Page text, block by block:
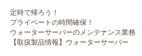
定時で帰ろう！
プライベートの時間確保！
ウォーターサーバーのメンテナンス業務
【取扱製品情報】ウォーターサーバー